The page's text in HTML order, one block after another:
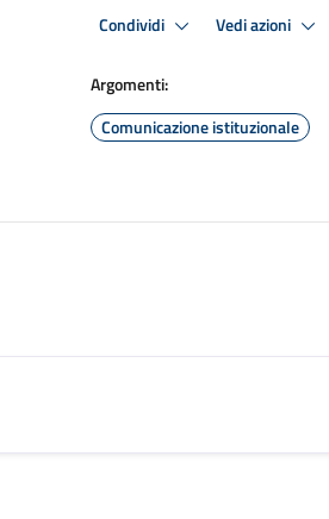
Condividi Vedi azioni
Argomenti:
Comunicazione istituzionale